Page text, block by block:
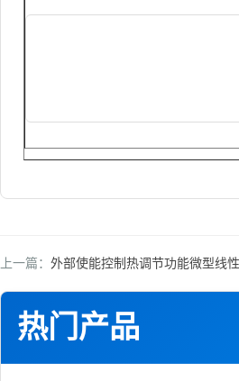
热门产品
上一篇： 外部使能控制热调节功能微型线